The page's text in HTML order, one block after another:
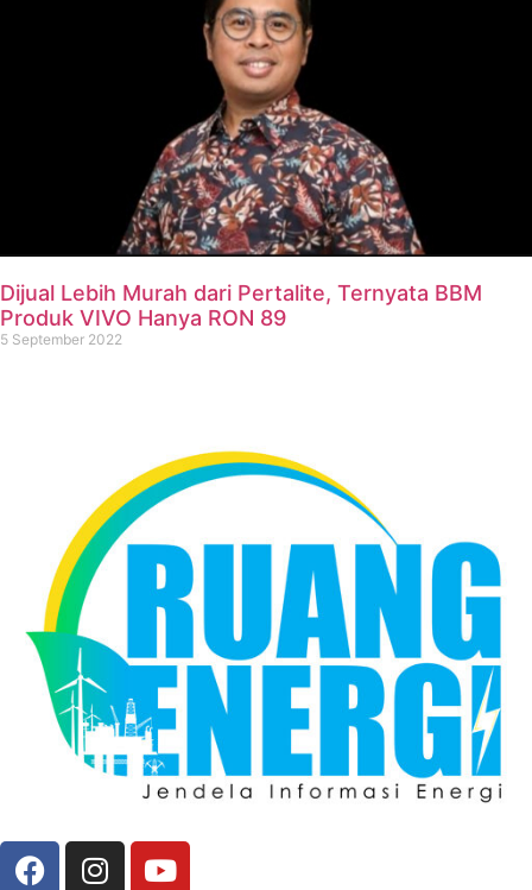
Dijual Lebih Murah dari Pertalite, Ternyata BBM
Produk VIVO Hanya RON 89
5 September 2022